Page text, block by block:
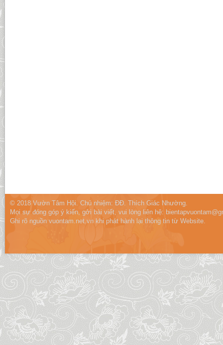
© 2018 Vườn Tâm Hội. Chủ nhiệm: ĐĐ. Thích Giác Nhường.
Mọi sự đóng góp ý kiến, gởi bài viết, vui lòng liên hệ:
Ghi rõ nguồn vuontam.net.vn khi phát hành lại thông tin từ Website.